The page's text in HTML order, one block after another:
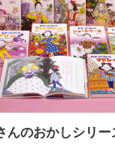
んのおかしシリー